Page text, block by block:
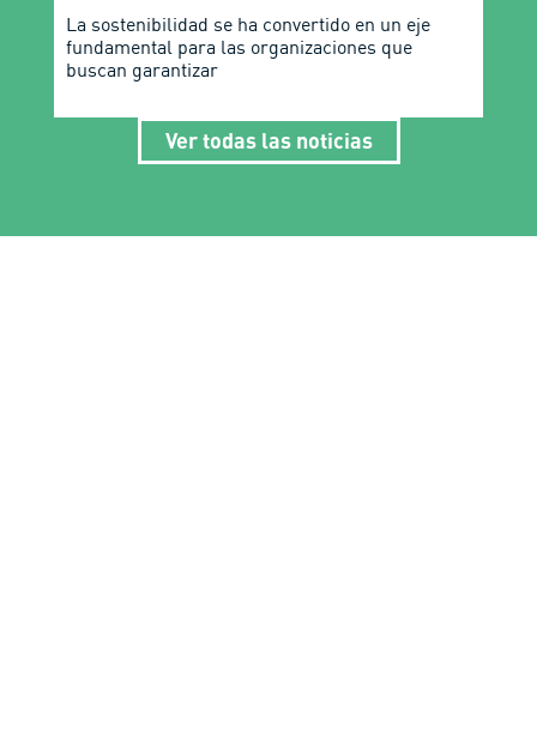
La sostenibilidad se ha convertido en un eje
fundamental para las organizaciones que
buscan garantizar
Ver todas las noticias